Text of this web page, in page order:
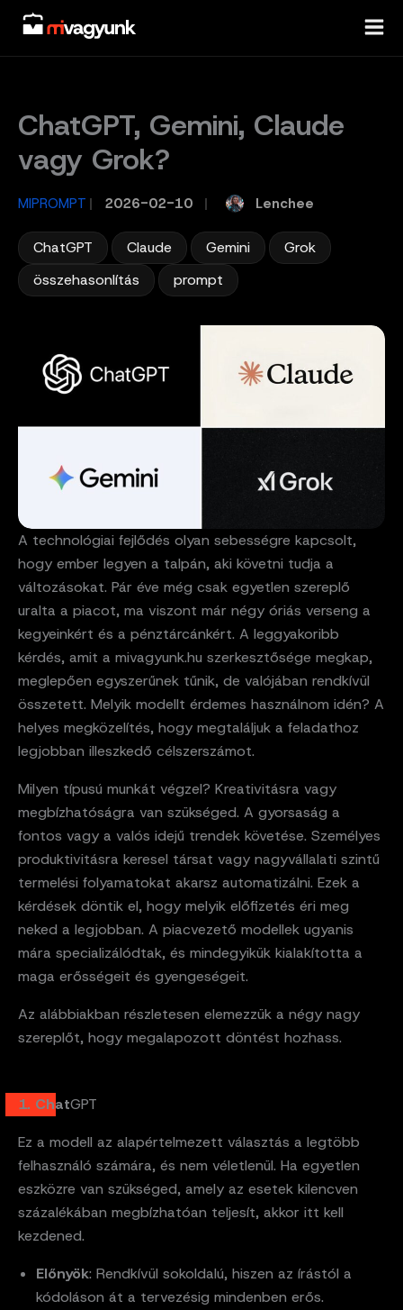
Skip
content
ChatGPT, Gemini, Claude
vagy Grok?
MIPROMPT / 2026-02-10 Lenchee
ChatGPT Claude Gemini Grok
összehasonlítás
prompt
A technológiai fejlődés olyan sebességre kapcsolt,
hogy ember legyen a talpán, aki követni tudja a
változásokat. Pár éve még csak egyetlen szereplő
uralta a piacot, ma viszont már négy óriás verseng a
kegyeinkért és a pénztárcánkért. A leggyakoribb
kérdés, amit a mivagyunk.hu szerkesztősége megkap,
meglepően egyszerűnek tűnik, de valójában rendkívül
összetett. Melyik modellt érdemes használnom idén? A
helyes megközelítés, hogy megtaláljuk a feladathoz
legjobban illeszkedő célszerszámot.
Milyen típusú munkát végzel? Kreativitásra vagy
megbízhatóságra van szükséged. A gyorsaság a
fontos vagy a valós idejű trendek követése. Személyes
produktivitásra keresel társat vagy nagyvállalati szintű
termelési folyamatokat akarsz automatizálni. Ezek a
kérdések döntik el, hogy melyik előfizetés éri meg
neked a legjobban. A piacvezető modellek ugyanis
mára specializálódtak, és mindegyikük kialakította a
maga erősségeit és gyengeségeit.
Az alábbiakban részletesen elemezzük a négy nagy
szereplőt, hogy megalapozott döntést hozhass.
1. ChatGPT
Ez a modell az alapértelmezett választás a legtöbb
felhasználó számára, és nem véletlenül. Ha egyetlen
eszközre van szükséged, amely az esetek kilencven
százalékában megbízhatóan teljesít, akkor itt kell
kezdened.
Előnyök: Rendkívül sokoldalú, hiszen az írástól a
kódoláson át a tervezésig mindenben erős.